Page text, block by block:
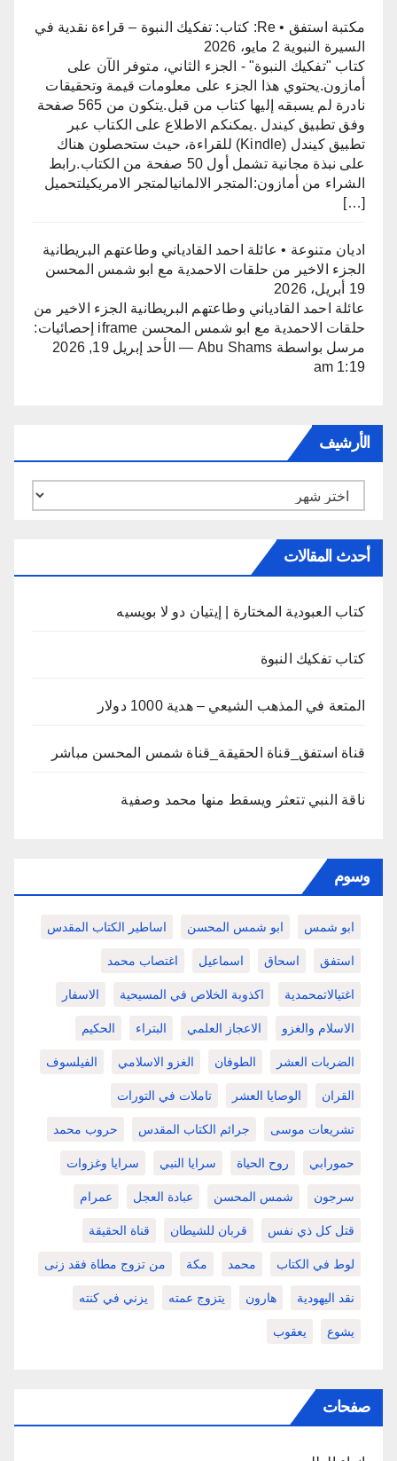
مكتبة استفق • Re: كتاب: تفكيك النبوة – قراءة نقدية في
السيرة النبوية 2 مايو، 2026
كتاب "تفكيك النبوة" - الجزء الثاني، متوفر الآن على
أمازون.​يحتوي هذا الجزء على معلومات قيمة وتحقيقات
نادرة لم يسبقه إليها كتاب من قبل.يتكون من 565 صفحة
وفق تطبيق كيندل .​يمكنكم الاطلاع على الكتاب عبر
تطبيق كيندل (Kindle) للقراءة، حيث ستحصلون هناك
على نبذة مجانية تشمل أول 50 صفحة من الكتاب.​رابط
الشراء من أمازون:المتجر الالمانيالمتجر الامريكيلتحميل
[…]
اديان متنوعة • عائلة احمد القادياني وطاعتهم البريطانية
الجزء الاخير من حلقات الاحمدية مع ابو شمس المحسن
19 أبريل، 2026
عائلة احمد القادياني وطاعتهم البريطانية الجزء الاخير من
حلقات الاحمدية مع ابو شمس المحسن iframe إحصائيات:
مرسل بواسطة Abu Shams — الأحد إبريل 19, 2026
1:19 am
الأرشيف
الأرشيف
أحدث المقالات
كتاب العبودية المختارة | إيتيان دو لا بويسيه
كتاب تفكيك النبوة
المتعة في المذهب الشيعي – هدية 1000 دولار
قناة استفق_قناة الحقيقة_قناة شمس المحسن مباشر
ناقة النبي تتعثر ويسقط منها محمد وصفية
وسوم
ابو شمس ابو شمس المحسن اساطير الكتاب المقدس
استفق اسحاق اسماعيل اغتصاب محمد
اغتيالاتمحمدية اكذوبة الخلاص في المسيحية الاسفار
الاسلام والغزو الاعجاز العلمي البتراء الحكيم
الضربات العشر الطوفان الغزو الاسلامي الفيلسوف
القران الوصايا العشر تاملات في التورات
تشريعات موسى جرائم الكتاب المقدس حروب محمد
حمورابي روح الحياة سرايا النبي سرايا وغزوات
سرجون شمس المحسن عبادة العجل عمرام
قتل كل ذي نفس قربان للشيطان قناة الحقيقة
لوط في الكتاب محمد مكة من تزوج مطاة فقد زنى
نقد اليهودية هارون يتزوج عمته يزني في كنته
يشوع يعقوب
صفحات